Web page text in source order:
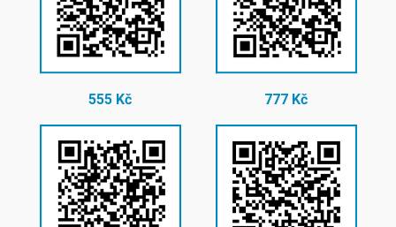
555 Kč 777 Kč